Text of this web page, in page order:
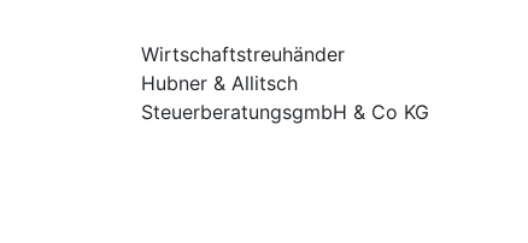
Wirtschaftstreuhänder
Hubner & Allitsch
SteuerberatungsgmbH & Co KG